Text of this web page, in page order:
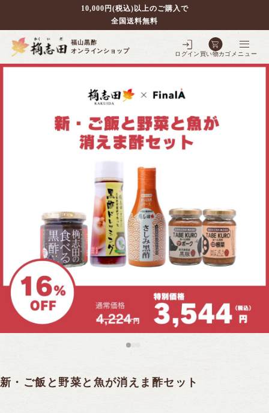
10,000円(税込)以上のご購入で
全国送料無料
福山黒酢
オンラインショップ
ログイン 買い物カゴ メニュー
別で探す
壷仕込み黒酢
全ての商品を見る
5年熟成黒酢
10年熟成黒酢
機能性表示食品
壷仕込み発酵豆酢
全ての商品を見る
3年熟成大豆酢
10年熟成大豆酢
15年熟成黒豆酢
フルーツ黒酢
全ての商品を見る
フルーツ黒酢
冷凍果実
シェフの調味料
全ての商品を見る
合わせ酢
黒酢スイーツ
全ての商品を見る
サプリ／アミノ酸飲料
新・ご飯と野菜と魚が消えま酢セット